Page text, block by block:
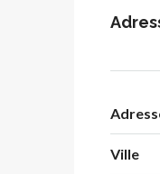
Ville